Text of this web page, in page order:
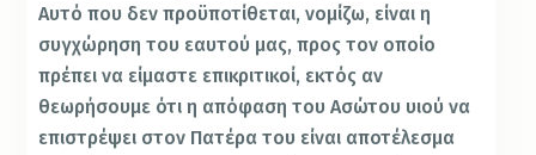
Αυτό που δεν προϋποτίθεται, νομίζω, είναι η
συγχώρηση του εαυτού μας, προς τον οποίο
πρέπει να είμαστε επικριτικοί, εκτός αν
θεωρήσουμε ότι η απόφαση του Ασώτου υιού να
επιστρέψει στον Πατέρα του είναι αποτέλεσμα